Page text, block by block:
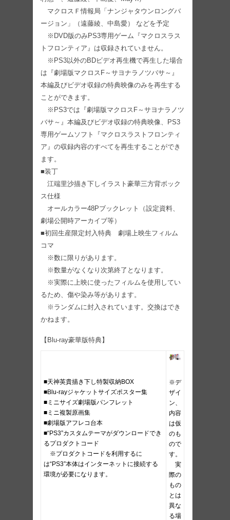
マクロスＦ情報局「ナンジャタウンロングバ
ージョン」（遠藤綾、中島愛） などを予定
※DVD版のみPS3専用ゲーム『マクロスラス
トフロンティア』は収録されていません。
※PS3以外のBDビデオ再生機で再生した場合
は『劇場版マクロスF～サヨナラノツバサ～』
本編及びビデオ収録の特典映像のみを再生する
ことができます。
※PS3では『劇場版マクロスF～サヨナラノツ
バサ～』本編及びビデオ収録の特典映像、PS3
専用ゲームソフト『マクロスラストフロンティ
ア』の収録内容のすべてを再生することができ
ます。
■装丁
江端里沙描き下しイラスト豪華三方背ボック
ス仕様
オールカラー48Pブックレット（設定資料、
劇場公開時アーカイブ等）
■初回生産限定封入特典 劇場上映生フィルム
コマ
※数に限りがあります。
※数量がなくなり次第終了となります。
※実際に上映に使ったフィルムを使用してい
るため、傷や染み等があります。
※ランダムに封入されています。交換はでき
かねます。
【Blu-ray豪華版特典】
■天神英貴描き下し特製収納BOX
■Blu-rayジャケットサイズポスター集
■ミニサイズ劇場版パンフレット
■ミニ複製原画集
■劇場版アフレコ台本
■“PS3”カスタムテーマがダウンロードでき
るプロダクトコード
※プロダクトコードを利用するに
は“PS3”本体はインターネットに接続する
環境が必要になります。
※デ
ザイ
ン、
内容
は仮
のも
ので
す。
実
際の
もの
とは
異な
る場